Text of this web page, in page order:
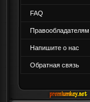
FAQ
Правообладателям
Напишите о нас
Обратная связь